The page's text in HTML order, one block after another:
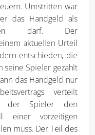
Umstritten war
das Handgeld als
darf. Der
aktuellen Urteil
entschieden, die
seine Spieler gezahlt
das Handgeld nur
verteilt
der Spieler den
einer vorzeitigen
muss. Der Teil des